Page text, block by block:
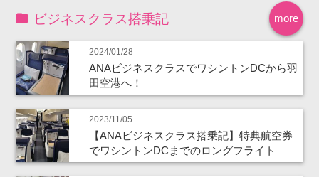
more
ビジネスクラス搭乗記
2024/01/28
ANAビジネスクラスでワシントンDCから羽
田空港へ！
2023/11/05
【ANAビジネスクラス搭乗記】特典航空券
でワシントンDCまでのロングフライト